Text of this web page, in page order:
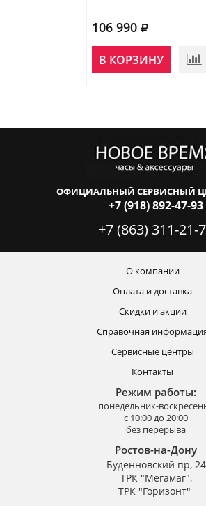
106 990
В КОРЗИНУ
ОФИЦИАЛЬНЫЙ СЕРВИСНЫЙ
+7 (918) 892-47-93
+7 (863) 311-21-
О компании
Оплата и доставка
Скидки и акции
Справочная
Сервисные центры
Контакты
Режим работы:
понедельник-
с 10:00 до 20:00
без перерыва
Ростов-на-Дону
Буденновский пр, 24
ТРК "Мегамаг",
ТРК "Горизонт"